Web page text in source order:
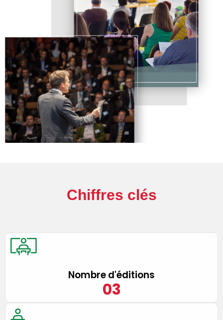
Chiffres clés
Nombre d'éditions
03